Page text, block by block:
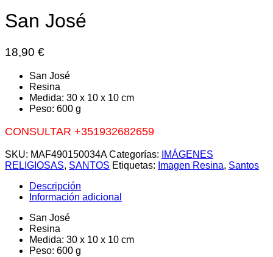
San José
18,90 €
San José
Resina
Medida: 30 x 10 x 10 cm
Peso: 600 g
CONSULTAR +351932682659
SKU: MAF490150034A Categorías:
IMÁGENES
RELIGIOSAS, SANTOS Etiquetas: Imagen Resina, Santos
Descripción
Información adicional
San José
Resina
Medida: 30 x 10 x 10 cm
Peso: 600 g